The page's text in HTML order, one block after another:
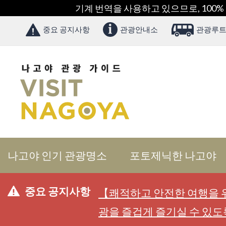
기계 번역을 사용하고 있으므로,
중요 공지사항 관광안내소 관광루
나고야 인기 관광명소 포토제닉한 나고야
중요 공지사항
【쾌적하고 안전한 여행
광을 즐겁게 즐기실 수 있